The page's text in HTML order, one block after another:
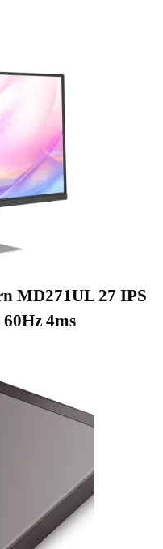
MD271UL 27 IPS
4ms